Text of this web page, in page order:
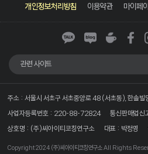
개인정보처리방침 이용약관 마이페
톡
블
카
북
그
인
관련 사이트
주소 : 서울시 서초구 서초중앙로 48 (서초동), 한솔
사업자등록번호 : 220-88-72824
통신판매업
상호명 : (주)씨아이티코칭연구소
대표 : 박정영
Copyright 2024 (주)씨아이티코칭연구소All Rights